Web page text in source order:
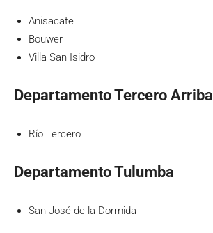
Anisacate
Bouwer
Villa San Isidro
Departamento Tercero Arriba
Río Tercero
Departamento Tulumba
San José de la Dormida